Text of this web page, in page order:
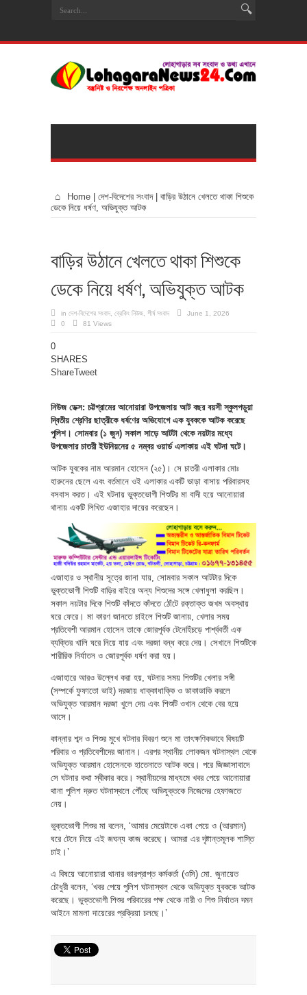
Home দেশ-বিদেশের সংবাদ
বাড়ির উঠানে খেলতে থাকা শিশুকে
ডেকে নিয়ে ধর্ষণ, অভিযুক্ত আটক
বাড়ির উঠানে খেলতে থাকা শিশুকে
ডেকে নিয়ে ধর্ষণ, অভিযুক্ত আটক
in দেশ-বিদেশের সংবাদ ব্রেকিং নিউজ শীর্ষ সংবাদ
June 1, 2026
0
81 Views
0
SHARES
ShareTweet
নিউজ ডেক্স: চট্টগ্রামের আনোয়ারা উপজেলায় আট বছর বয়সী স্কুলপড়ুয়া
দ্বিতীয় শ্রেণির ছাত্রীকে ধর্ষণের অভিযোগে এক যুবককে আটক করেছে
পুলিশ। সোমবার (১ জুন) সকাল সাড়ে আটটা থেকে নয়টার মধ্যে
উপজেলার চাতরী ইউনিয়নের ৫ নম্বর ওয়ার্ড এলাকায় এই ঘটনা ঘটে।
আটক যুবকের নাম আরমান হোসেন (২৫)। সে চাতরী এলাকার মোঃ
হারুনের ছেলে এবং বর্তমানে ওই এলাকার একটি ভাড়া বাসায় পরিবারসহ
বসবাস করত। এই ঘটনায় ভুক্তভোগী শিশুটির মা বাদী হয়ে আনোয়ারা
থানায় একটি লিখিত এজাহার দায়ের করেছেন।
এজাহার ও স্থানীয় সূত্রে জানা যায়, সোমবার সকাল আটটার দিকে
ভুক্তভোগী শিশুটি বাড়ির বাইরে অন্য শিশুদের সঙ্গে খেলাধুলা করছিল।
সকাল নয়টার দিকে শিশুটি কাঁদতে কাঁদতে ঠোঁটে রক্তাক্ত জখম অবস্থায়
ঘরে ফেরে। মা কারণ জানতে চাইলে শিশুটি জানায়, খেলার সময়
প্রতিবেশী আরমান হোসেন তাকে জোরপূর্বক টেনেহিঁচড়ে পার্শ্ববর্তী এক
ব্যক্তির খালি ঘরে নিয়ে যায় এবং দরজা বন্ধ করে দেয়। সেখানে শিশুটিকে
শারীরিক নির্যাতন ও জোরপূর্বক ধর্ষণ করা হয়।
এজাহারে আরও উল্লেখ করা হয়, ঘটনার সময় শিশুটির খেলার সঙ্গী
(সম্পর্কে ফুফাতো ভাই) দরজায় ধাক্কাধাক্কি ও ডাকাডাকি করলে
অভিযুক্ত আরমান দরজা খুলে দেয় এবং শিশুটি ওখান থেকে বের হয়ে
আসে।
কান্নার শব্দ ও শিশুর মুখে ঘটনার বিবরণ শুনে মা তাৎক্ষণিকভাবে বিষয়টি
পরিবার ও প্রতিবেশীদের জানান। এরপর স্থানীয় লোকজন ঘটনাস্থল থেকে
অভিযুক্ত আরমান হোসেনকে হাতেনাতে আটক করে। পরে জিজ্ঞাসাবাদে
সে ঘটনার কথা স্বীকার করে। স্থানীয়দের মাধ্যমে খবর পেয়ে আনোয়ারা
থানা পুলিশ দ্রুত ঘটনাস্থলে পৌঁছে অভিযুক্তকে নিজেদের হেফাজতে
নেয়।
ভুক্তভোগী শিশুর মা বলেন, ‘আমার মেয়েটাকে একা পেয়ে ও (আরমান)
ঘরে টেনে নিয়ে এই জঘন্য কাজ করেছে। আমরা এর দৃষ্টান্তমূলক শাস্তি
চাই।’
এ বিষয়ে আনোয়ারা থানার ভারপ্রাপ্ত কর্মকর্তা (ওসি) মো. জুনায়েত
চৌধুরী বলেন, ‘খবর পেয়ে পুলিশ ঘটনাস্থল থেকে অভিযুক্ত যুবককে আটক
করেছে। ভুক্তভোগী শিশুর পরিবারের পক্ষ থেকে নারী ও শিশু নির্যাতন দমন
আইনে মামলা দায়েরের প্রক্রিয়া চলছে।’